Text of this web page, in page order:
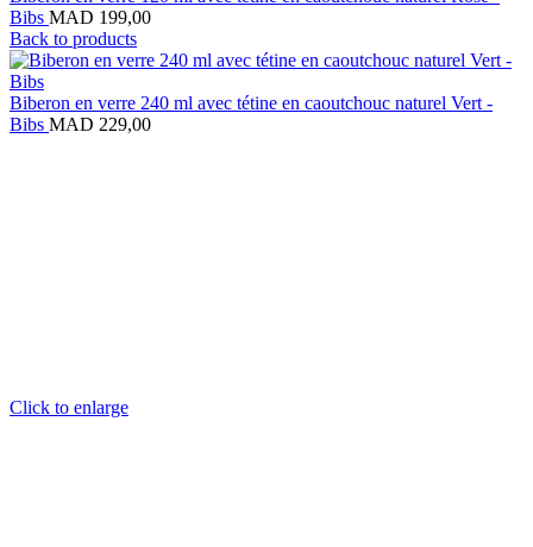
Bibs MAD 199,00
Back to products
Biberon en verre 240 ml avec tétine en caoutchouc naturel Vert -
Bibs MAD 229,00
Click to enlarge